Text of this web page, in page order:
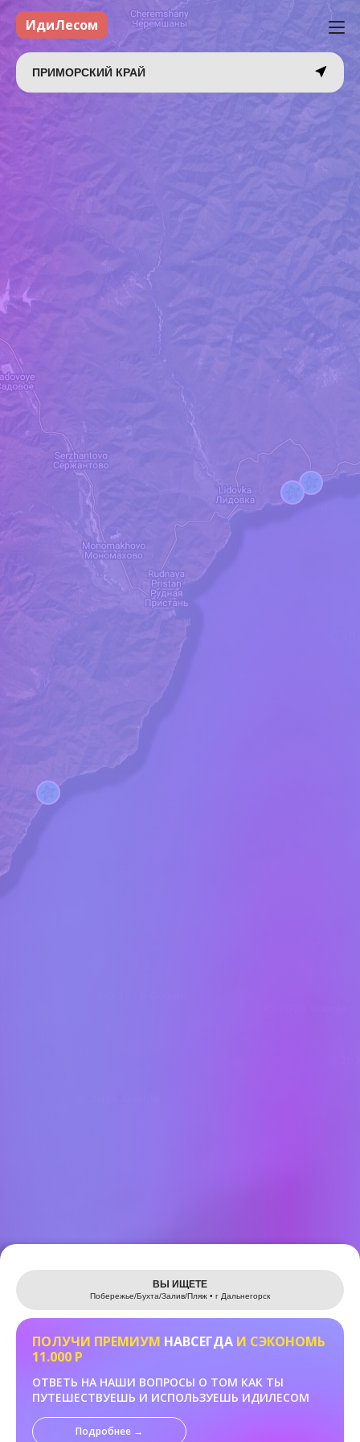
Leaflet
ИдиЛесом
ПРИМОРСКИЙ КРАЙ
ВЫ ИЩЕТЕ
Побережье/Бухта/Залив/Пляж • г Дальнегорск
ПОЛУЧИ ПРЕМИУМ НАВСЕГДА И СЭКОНОМЬ
11.000 Р
ОТВЕТЬ НА НАШИ ВОПРОСЫ О ТОМ КАК ТЫ
ПУТЕШЕСТВУЕШЬ И ИСПОЛЬЗУЕШЬ ИДИЛЕСОМ
Подробнее →